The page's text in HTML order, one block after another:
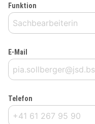
Funktion
E-Mail
Telefon